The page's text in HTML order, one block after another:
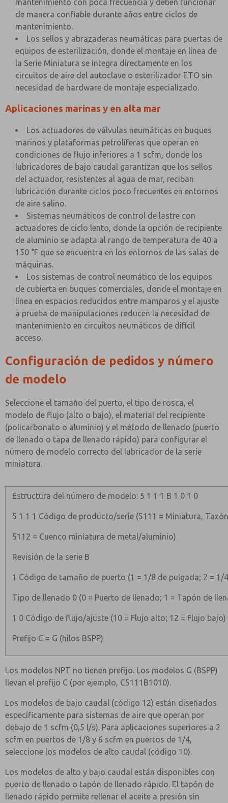
mantenimiento con poca frecuencia y deben funcionar
de manera confiable durante años entre ciclos de
mantenimiento.
Los sellos y abrazaderas neumáticas para puertas de
equipos de esterilización, donde el montaje en línea de
la Serie Miniatura se integra directamente en los
circuitos de aire del autoclave o esterilizador ETO sin
necesidad de hardware de montaje especializado.
Aplicaciones marinas y en alta mar
Los actuadores de válvulas neumáticas en buques
marinos y plataformas petrolíferas que operan en
condiciones de flujo inferiores a 1 scfm, donde los
lubricadores de bajo caudal garantizan que los sellos
del actuador, resistentes al agua de mar, reciban
lubricación durante ciclos poco frecuentes en entornos
de aire salino.
Sistemas neumáticos de control de lastre con
actuadores de ciclo lento, donde la opción de recipiente
de aluminio se adapta al rango de temperatura de 40 a
150 °F que se encuentra en los entornos de las salas de
máquinas.
Los sistemas de control neumático de los equipos
de cubierta en buques comerciales, donde el montaje en
línea en espacios reducidos entre mamparos y el ajuste
a prueba de manipulaciones reducen la necesidad de
mantenimiento en circuitos neumáticos de difícil
acceso.
Configuración de pedidos y número
de modelo
Seleccione el tamaño del puerto, el tipo de rosca, el
modelo de flujo (alto o bajo), el material del recipiente
(policarbonato o aluminio) y el método de llenado (puerto
de llenado o tapa de llenado rápido) para configurar el
número de modelo correcto del lubricador de la serie
miniatura.
Estructura del número de modelo: 5 1 1 1 B 1 0 1 0
5 1 1 1 Código de producto/serie (5111 = Miniatura,
5112 = Cuenco miniatura de metal/aluminio)
Revisión de la serie B
1 Código de tamaño de puerto (1 = 1/8 de pulgada; 2 = 1/
Tipo de llenado 0 (0 = Puerto de llenado; 1 = Tapón de
1 0 Código de flujo/ajuste (10 = Flujo alto; 12 = Flujo bajo)
Prefijo C = G (hilos BSPP)
Los modelos NPT no tienen prefijo. Los modelos G (BSPP)
llevan el prefijo C (por ejemplo, C5111B1010).
Los modelos de bajo caudal (código 12) están diseñados
específicamente para sistemas de aire que operan por
debajo de 1 scfm (0,5 l/s). Para aplicaciones superiores a 2
scfm en puertos de 1/8 y 6 scfm en puertos de 1/4,
seleccione los modelos de alto caudal (código 10).
Los modelos de alto y bajo caudal están disponibles con
puerto de llenado o tapón de llenado rápido. El tapón de
llenado rápido permite rellenar el aceite a presión sin